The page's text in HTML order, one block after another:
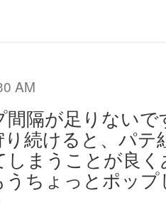
AM
間隔が足りないで
り続けると、パテ
しまうことが良
うちょっとポッ